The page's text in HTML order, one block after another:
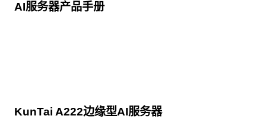
AI服务器产品手册
KunTai A222边缘型AI服务器